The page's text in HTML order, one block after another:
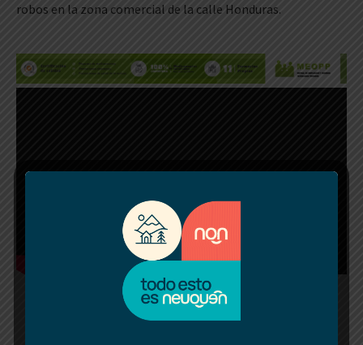
robos en la zona comercial de la calle Honduras.